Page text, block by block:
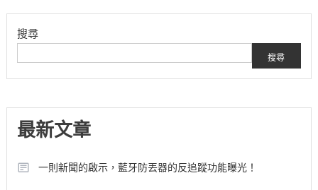
章
導
搜尋
搜尋
最新文章
一則新聞的啟示，藍牙防丟器的反追蹤功能曝光！